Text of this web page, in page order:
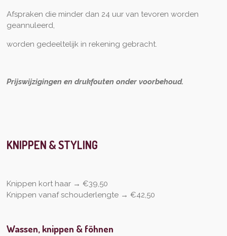
Afspraken die minder dan 24 uur van tevoren worden
geannuleerd,
worden gedeeltelijk in rekening gebracht.
Prijswijzigingen en drukfouten onder voorbehoud.
KNIPPEN & STYLING
Knippen kort haar → €39,50
Knippen vanaf schouderlengte → €42,50
Wassen, knippen & föhnen